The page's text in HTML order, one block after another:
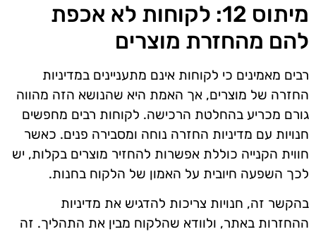
מיתוס 12: לקוחות לא אכפת
להם מהחזרת מוצרים
רבים מאמינים כי לקוחות אינם מתעניינים במדיניות
החזרה של מוצרים, אך האמת היא שהנושא הזה מהווה
גורם מכריע בהחלטת הרכישה. לקוחות רבים מחפשים
חנויות עם מדיניות החזרה נוחה ומסבירה פנים. כאשר
חווית הקנייה כוללת אפשרות להחזיר מוצרים בקלות, יש
לכך השפעה חיובית על האמון של הלקוח בחנות.
בהקשר זה, חנויות צריכות להדגיש את מדיניות
ההחזרות באתר, ולוודא שהלקוח מבין את התהליך. זה